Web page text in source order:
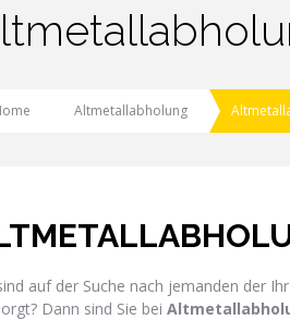
Altmetallabholung
auf der Suche nach jemanden der Ihr
Dann sind Sie bei